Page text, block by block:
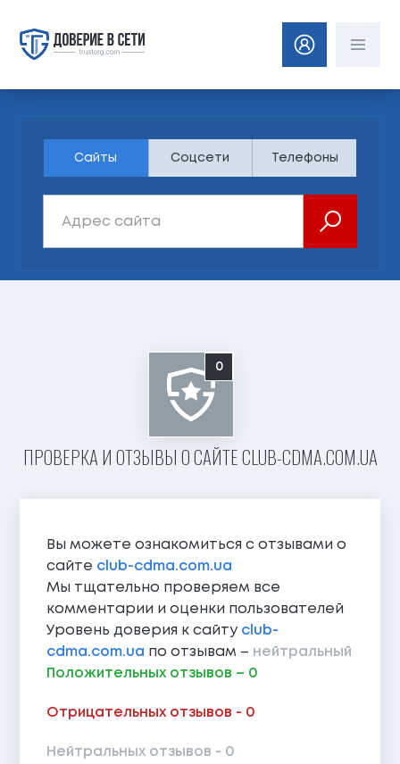
Сайты Соцсети Телефоны
0
ПРОВЕРКА И ОТЗЫВЫ О САЙТЕ CLUB-CDMA.COM.UA
Вы можете ознакомиться с отзывами о
сайте club-cdma.com.ua
Мы тщательно проверяем все
комментарии и оценки пользователей
Уровень доверия к сайту club-
cdma.com.ua по отзывам – нейтральный
Положительных отзывов – 0
Отрицательных отзывов - 0
Нейтральных отзывов - 0